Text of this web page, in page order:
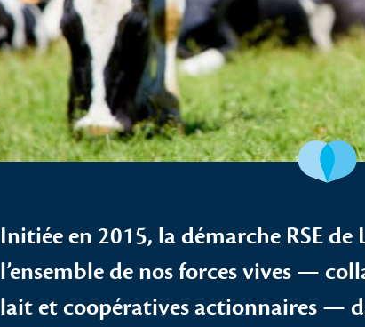
Initiée en 2015, la démarche RSE de
l’ensemble de nos forces vives —
lait et coopératives actionnaires —